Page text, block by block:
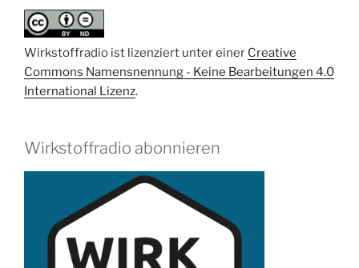
Wirkstoffradio ist lizenziert unter einer Creative
Commons Namensnennung - Keine Bearbeitungen 4.0
International Lizenz.
Wirkstoffradio abonnieren